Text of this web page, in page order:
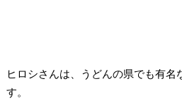
ヒロシさんは、うどんの県でも有名
す。